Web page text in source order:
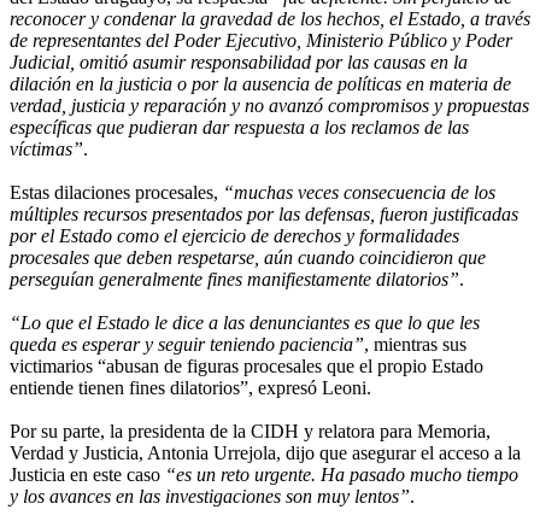
reconocer y condenar la gravedad de los hechos, el Estado, a través
de representantes del Poder Ejecutivo, Ministerio Público y Poder
Judicial, omitió asumir responsabilidad por las causas en la
dilación en la justicia o por la ausencia de políticas en materia de
verdad, justicia y reparación y no avanzó compromisos y propuestas
específicas que pudieran dar respuesta a los reclamos de las
víctimas”.
Estas dilaciones procesales, “muchas veces consecuencia de los
múltiples recursos presentados por las defensas, fueron justificadas
por el Estado como el ejercicio de derechos y formalidades
procesales que deben respetarse, aún cuando coincidieron que
perseguían generalmente fines manifiestamente dilatorios”.
“Lo que el Estado le dice a las denunciantes es que lo que les
queda es esperar y seguir teniendo paciencia”, mientras sus
victimarios “abusan de figuras procesales que el propio Estado
entiende tienen fines dilatorios”, expresó Leoni.
Por su parte, la presidenta de la CIDH y relatora para Memoria,
Verdad y Justicia, Antonia Urrejola, dijo que asegurar el acceso a la
Justicia en este caso “es un reto urgente. Ha pasado mucho tiempo
y los avances en las investigaciones son muy lentos”.